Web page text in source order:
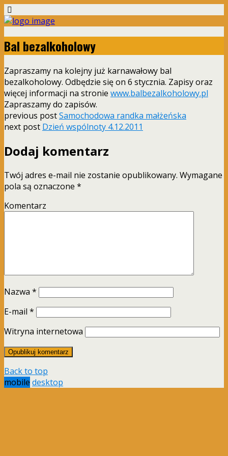
Bal bezalkoholowy
Zapraszamy na kolejny już karnawałowy bal
bezalkoholowy. Odbędzie się on 6 stycznia. Zapisy oraz
więcej informacji na stronie www.balbezalkoholowy.pl
Zapraszamy do zapisów.
previous postSamochodowa randka małżeńska
next post Dzień wspólnoty 4.12.2011
Dodaj komentarz
Twój adres e-mail nie zostanie opublikowany. Wymagane
pola są oznaczone *
Komentarz
Nazwa *
E-mail *
Witryna internetowa
Back to top
mobile desktop